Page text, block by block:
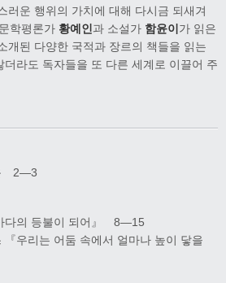
러운 행위의 가치에 대해 다시금 되새겨
학평론가 황예인 과 소설가 함윤이 가 읽은
개된 다양한 국적과 장르의 책들을 읽는
라도 독자들을 또 다른 세계로 이끌어 주
2―3
다의 등불이 되어』 8―15
리는 어둠 속에서 얼마나 높이 닿을